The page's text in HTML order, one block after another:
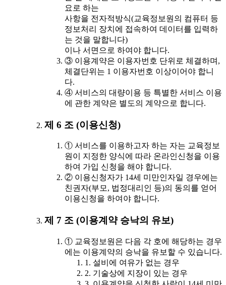
요로 하는
사항을 전자적방식(교육정보원의 컴퓨터 등
정보처리 장치에 접속하여 데이터를 입력하
는 것을 말합니다)
이나 서면으로 하여야 합니다.
③ 이용계약은 이용자번호 단위로 체결하며,
체결단위는 1 이용자번호 이상이어야 합니
다.
④ 서비스의 대량이용 등 특별한 서비스 이용
에 관한 계약은 별도의 계약으로 합니다.
제 6 조 (이용신청)
① 서비스를 이용하고자 하는 자는 교육정보
원이 지정한 양식에 따라 온라인신청을 이용
하여 가입 신청을 해야 합니다.
② 이용신청자가 14세 미만인자일 경우에는
친권자(부모, 법정대리인 등)의 동의를 얻어
이용신청을 하여야 합니다.
제 7 조 (이용계약 승낙의 유보)
① 교육정보원은 다음 각 호에 해당하는 경우
에는 이용계약의 승낙을 유보할 수 있습니다.
1. 설비에 여유가 없는 경우
2. 기술상에 지장이 있는 경우